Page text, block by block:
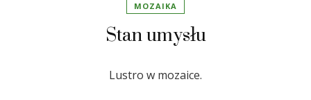
MOZAIKA
Stan umysłu
Lustro w mozaice.